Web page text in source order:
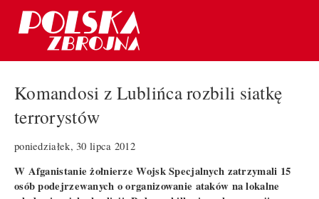
Komandosi z Lublińca rozbili siatkę
terrorystów
poniedziałek, 30 lipca 2012
W Afganistanie żołnierze Wojsk Specjalnych zatrzymali 15
osób podejrzewanych o organizowanie ataków na lokalne